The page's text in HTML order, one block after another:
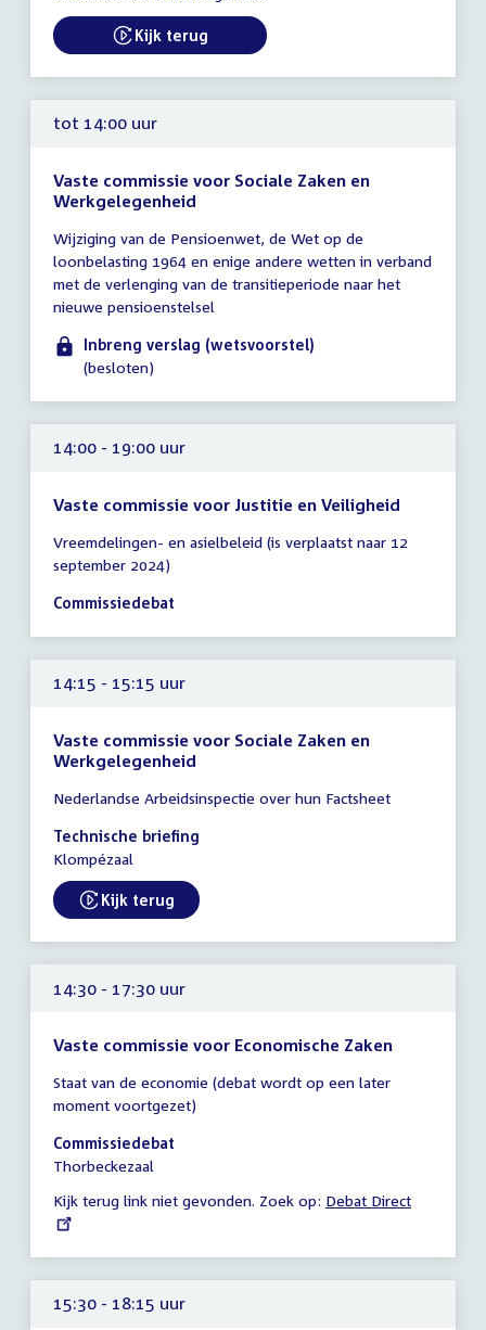
uur
External link:
Kijk terug
tot 14:00 uur
Vaste commissie voor Sociale Zaken en
Werkgelegenheid
vergadering
tot
14:00
uur
Wijziging van de Pensioenwet, de Wet op de
loonbelasting 1964 en enige andere wetten in verband
met de verlenging van de transitieperiode naar het
nieuwe pensioenstelsel
Inbreng verslag (wetsvoorstel)
(besloten)
14:00 - 19:00 uur
Vaste commissie voor Justitie en Veiligheid
vergadering
14:00
-
uur
Vreemdelingen- en asielbeleid (is verplaatst naar 12
september 2024)
Commissiedebat
14:15 - 15:15 uur
Vaste commissie voor Sociale Zaken en
Werkgelegenheid
vergadering
14:15
-
15:15
uur
Nederlandse Arbeidsinspectie over hun Factsheet
Technische briefing
Klompézaal
External link:
Kijk terug
14:30 - 17:30 uur
Vaste commissie voor Economische Zaken
vergadering
14:30
-
17:30
Staat van de economie (debat wordt op een later
moment voortgezet)
Commissiedebat
Thorbeckezaal
Kijk terug link niet gevonden. Zoek op: External
Debat Direct
15:30 - 18:15 uur